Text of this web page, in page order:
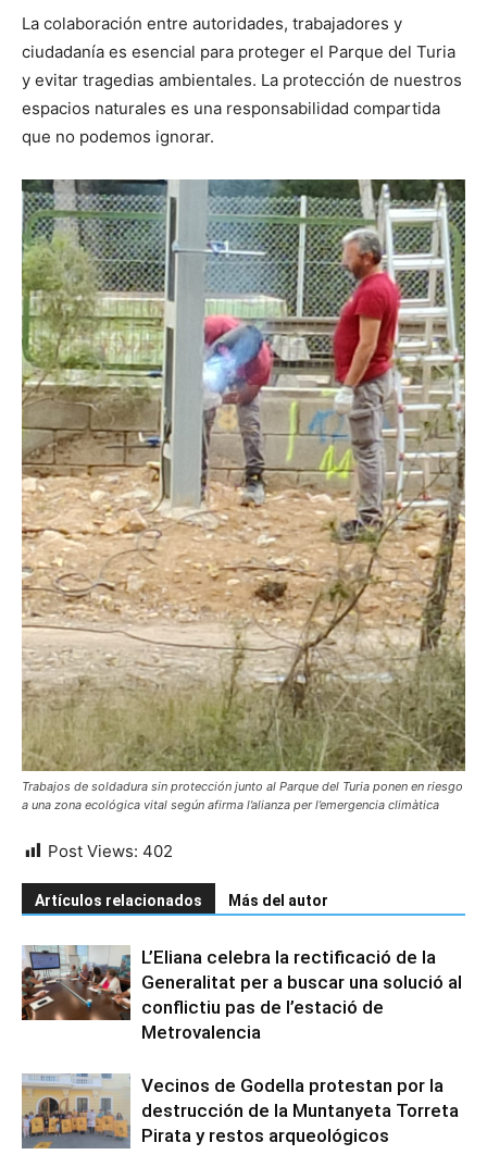
La colaboración entre autoridades, trabajadores y
ciudadanía es esencial para proteger el Parque del Turia
y evitar tragedias ambientales. La protección de nuestros
espacios naturales es una responsabilidad compartida
que no podemos ignorar.
Trabajos de soldadura sin protección junto al Parque del Turia ponen en riesgo
a una zona ecológica vital según afirma l’alianza per l’emergencia climàtica
Post Views: 402
Artículos relacionados Más del autor
L’Eliana celebra la rectificació de la
Generalitat per a buscar una solució al
conflictiu pas de l’estació de
Metrovalencia
Vecinos de Godella protestan por la
destrucción de la Muntanyeta Torreta
Pirata y restos arqueológicos